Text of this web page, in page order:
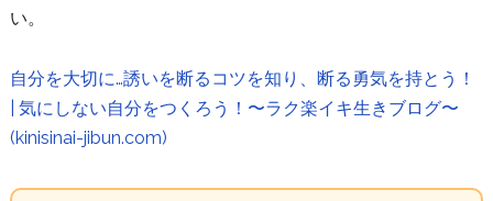
い。
自分を大切に…誘いを断るコツを知り、断る勇気を持とう！
| 気にしない自分をつくろう！〜ラク楽イキ生きブログ〜
(kinisinai-jibun.com)